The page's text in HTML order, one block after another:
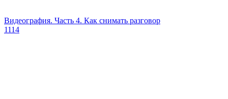
Видеография. Часть 4. Как снимать разговор
1114